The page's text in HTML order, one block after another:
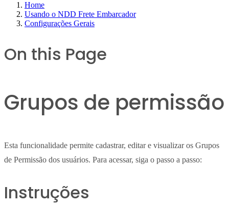
Home
Usando o NDD Frete Embarcador
Configurações Gerais
On this Page
Grupos de permissão
Esta funcionalidade permite cadastrar, editar e visualizar os Grupos
de Permissão dos usuários. Para acessar, siga o passo a passo:
Instruções